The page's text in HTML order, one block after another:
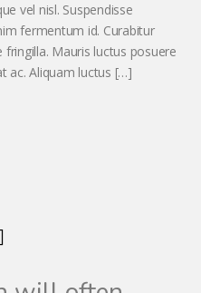
vel nisl. Suspendisse
fermentum id. Curabitur
Mauris luctus posuere
ac. Aliquam luctus […]